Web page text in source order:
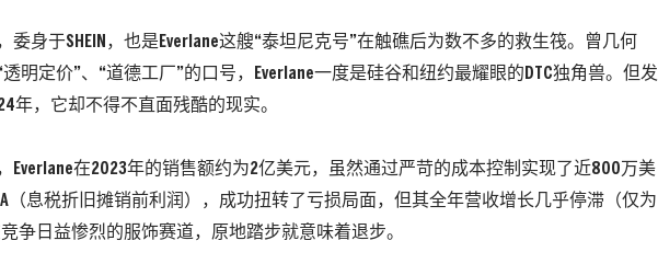
委身于SHEIN，也是Everlane这艘“泰坦尼克号”在触礁后为数不多的救生筏。曾几何
透明定价”、“道德工厂”的口号，Everlane一度是硅谷和纽约最耀眼的DTC独角兽。但发
年，它却不得不直面残酷的现实。
Everlane在2023年的销售额约为2亿美元，虽然通过严苛的成本控制实现了近800万美
（息税折旧摊销前利润） ，成功扭转了亏损局面，但其全年营收增长几乎停滞（仅为
争日益惨烈的服饰赛道，原地踏步就意味着退步。